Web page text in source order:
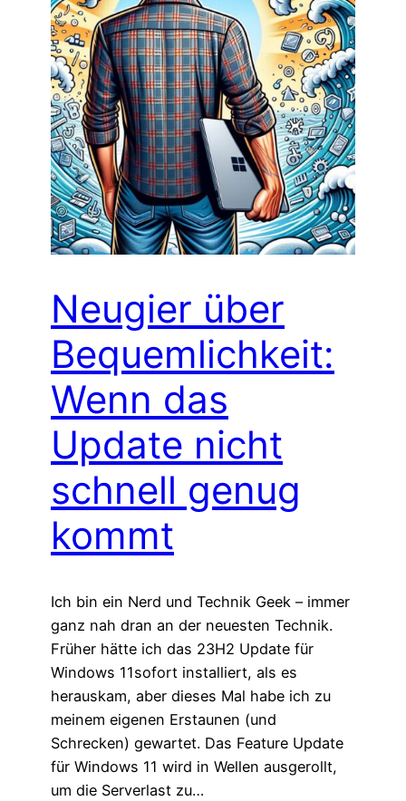
Neugier über
Bequemlichkeit:
Wenn das
Update nicht
schnell genug
kommt
Ich bin ein Nerd und Technik Geek – immer
ganz nah dran an der neuesten Technik.
Früher hätte ich das 23H2 Update für
Windows 11sofort installiert, als es
herauskam, aber dieses Mal habe ich zu
meinem eigenen Erstaunen (und
Schrecken) gewartet. Das Feature Update
für Windows 11 wird in Wellen ausgerollt,
um die Serverlast zu…